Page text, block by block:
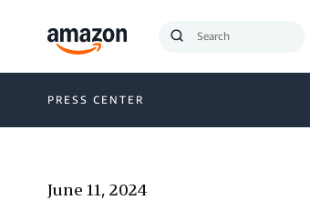
Submit
PRESS CENTER
June 11, 2024